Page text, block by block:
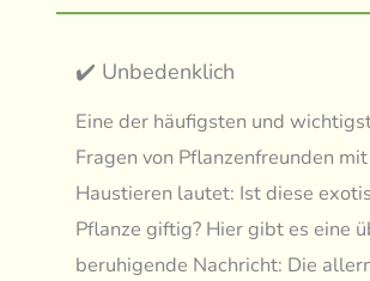
✔️ Unbedenklich
Eine der häufigsten und
Fragen von Pflanzenfreunden mit
Haustieren lautet: Ist diese
Pflanze giftig? Hier gibt es eine
beruhigende Nachricht: Die